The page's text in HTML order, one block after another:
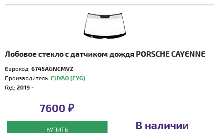
Лобовое стекло с датчиком дождя PORSCHE CAYENNE
Еврокод: 6745AGNCMVZ
Производитель: FUYAO (FYG)
Год: 2019 -
7600 ₽
КУПИТЬ В наличии